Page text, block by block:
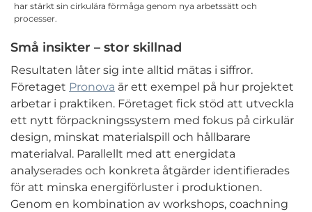
har stärkt sin cirkulära förmåga genom nya arbetssätt och
processer.
Små insikter – stor skillnad
Resultaten låter sig inte alltid mätas i siffror.
Företaget Pronova är ett exempel på hur projektet
arbetar i praktiken. Företaget fick stöd att utveckla
ett nytt förpackningssystem med fokus på cirkulär
design, minskat materialspill och hållbarare
materialval. Parallellt med att energidata
analyserades och konkreta åtgärder identifierades
för att minska energiförluster i produktionen.
Genom en kombination av workshops, coachning